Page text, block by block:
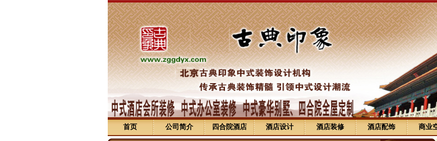
首页 公司简介 四合院酒店 酒店设计 酒店装修 酒店配饰 商业